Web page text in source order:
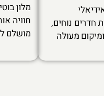
נוחים,
מעולה
מלון
חוויה
מושלם